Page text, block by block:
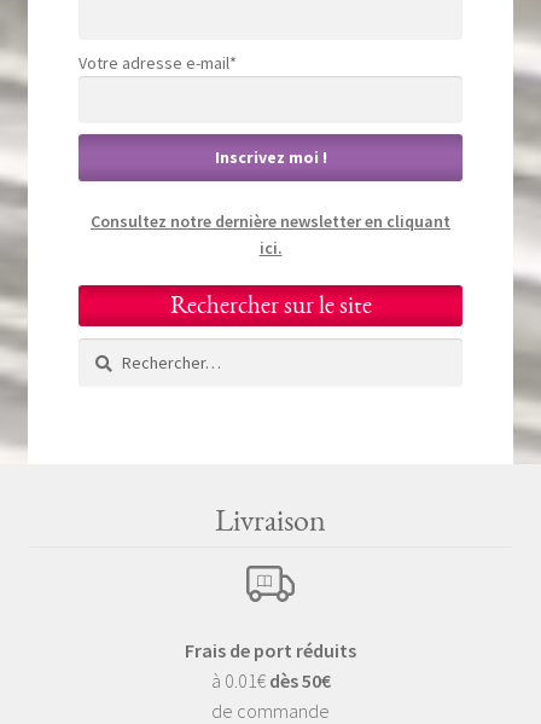
Votre adresse e-mail*
Consultez notre dernière newsletter en cliquant
ici.
Rechercher sur le site
Rechercher :
Livraison
Frais de port réduits
à 0.01€ dès 50€
de commande